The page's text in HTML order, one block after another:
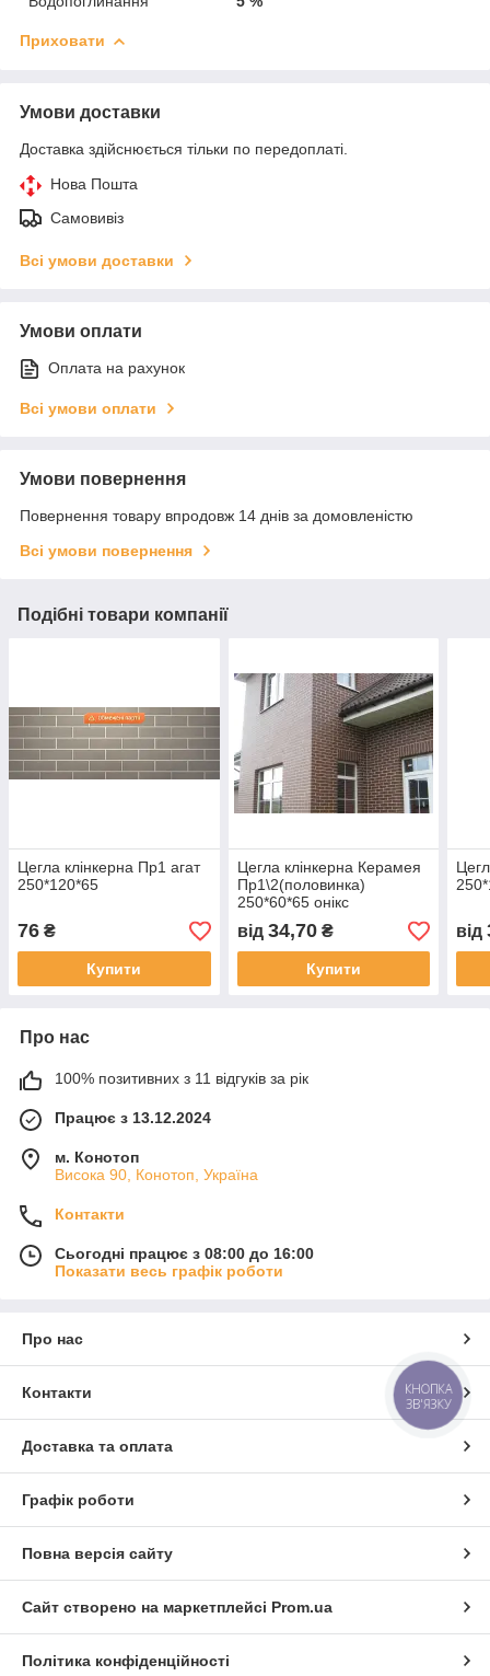
Приховати
Умови доставки
Доставка здійснюється тільки по передоплаті.
Нова Пошта
Самовивіз
Всі умови доставки
Умови оплати
Оплата на рахунок
Всі умови оплати
Умови повернення
Повернення товару впродовж 14 днів за домовленістю
Всі умови повернення
Подібні товари компанії
Цегла клінкерна Пр1 агат
250*120*65
76 ₴
Купити
Цегла клінкерна Керамея
Пр1\2(половинка)
250*60*65 онікс
від 34,70₴
Купити
від
Про нас
100% позитивних з 11 відгуків за рік
Працює з 13.12.2024
м. Конотоп
Висока 90, Конотоп, Україна
Контакти
Сьогодні працює з 08:00 до 16:00
Показати весь графік роботи
Про нас
Контакти
Доставка та оплата
Графік роботи
Повна версія сайту
Сайт створено на маркетплейсі Prom.ua
Політика конфіденційності
КНОПКА
ЗВ'ЯЗКУ